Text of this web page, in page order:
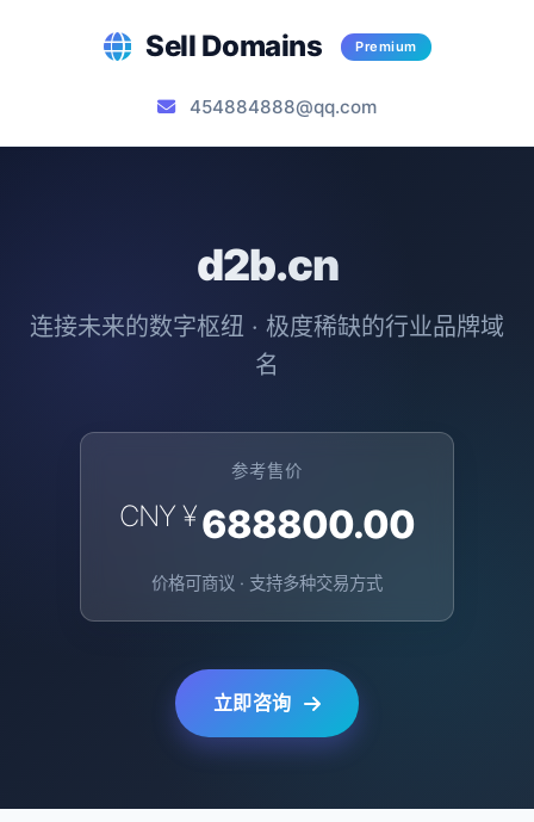
Sell Domains Premium
454884888@qq.com
d2b.cn
连接未来的数字枢纽 · 极度稀缺的行业品牌域
名
参考售价
CNY ¥688800.00
价格可商议 · 支持多种交易方式
立即咨询